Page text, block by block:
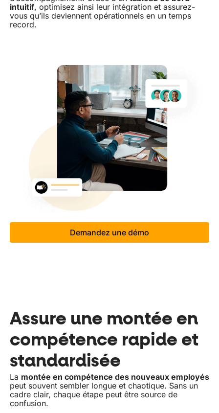
intuitif, optimisez ainsi leur intégration et assurez-
vous qu’ils deviennent opérationnels en un temps
record.
Demandez une démo
Assure une montée en
compétence rapide et
standardisée
La montée en compétence des nouveaux employés
peut souvent sembler longue et chaotique. Sans un
cadre clair, chaque étape peut être source de
confusion.